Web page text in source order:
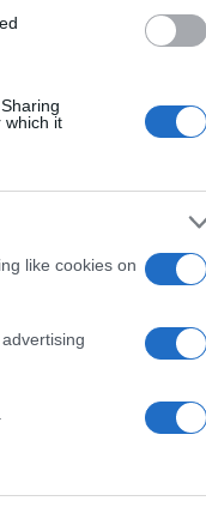
which it
like cookies on